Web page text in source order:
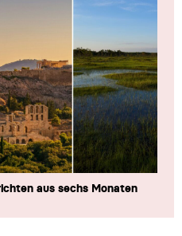
aus sechs Monaten